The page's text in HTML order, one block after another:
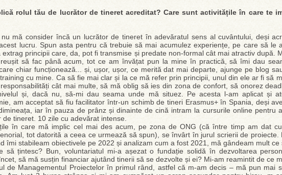
rolul tău de lucrător de tineret acreditat? Care sunt activitățile în care te
nu mă consider încă un lucrător de tineret în adevăratul sens al cuvântului, deși
lucru. Spun asta pentru că trebuie să mai acumulez experiențe, pe care să le
extrag principii care, da, pot fi transmise și predate non-formal cât mai atractiv după.
să fac până acum, tot ce am învățat pun la mine în practică, să îmi dau
chiar funcționează... și, ușor, ușor, ce merită dat mai departe, ajunge pe blog
cu mine. Ca să fie mai clar și la ce mă refer prin principii, unul din ele ar fi să
cât mai multe, să mă oblig să ies din zona de confort, să onorez
și, dacă nu, să-mi dau seama unde mă situez. Pe acesta l-am aplicat și
am acceptat să fiu facilitator într-un schimb de tineri Erasmus+ în Spania, deși
iar în pauza de prânz și dinainte de cină intram la cursurile online pentru
de tineret. 10 zile cu adevărat intense.
în care mă implic cel mai des acum, pe zona de ONG (că între timp am dat
tot datorită a ceea ce urmează să spun), se învârt în jurul scrierii de proiecte.
îmi stabileam obiectivele pe 2022 și analizam cum a fost 2021, mă gândeam mult ce
să țintesc? Bun, voluntariatul mi-a așezat o fundație solidă în dezvoltarea
să mă susțin financiar ajutând tinerii să se dezvolte și ei? Mi-am reamintit de ce
de Managementul Proiectelor în primul rând, astfel că m-am decis – mă pun mai